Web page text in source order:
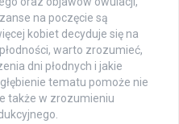
na poczęcie są
kobiet decyduje się na
warto zrozumieć,
dni płodnych i jakie
tematu pomoże nie
także w zrozumieniu